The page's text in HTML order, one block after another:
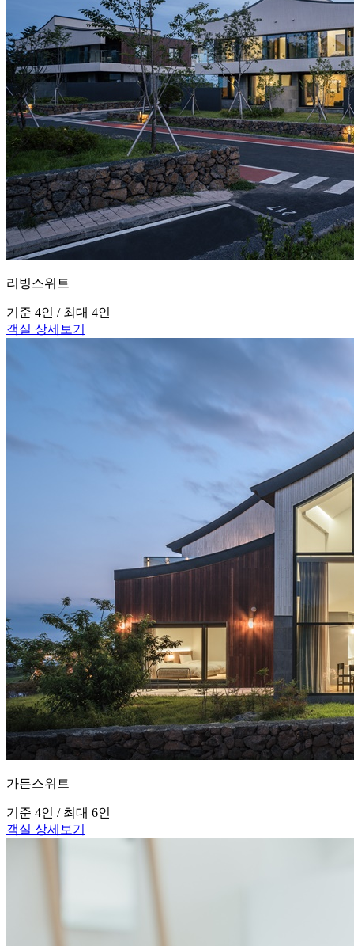
리빙스위트
기준 4인 / 최대 4인
객실 상세보기
가든스위트
기준 4인 / 최대 6인
객실 상세보기